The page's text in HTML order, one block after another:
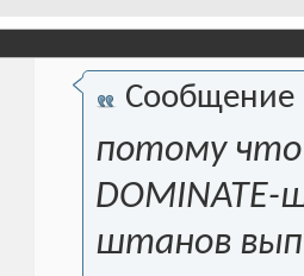
Сообщение
потому что
DOMINATE-
штанов